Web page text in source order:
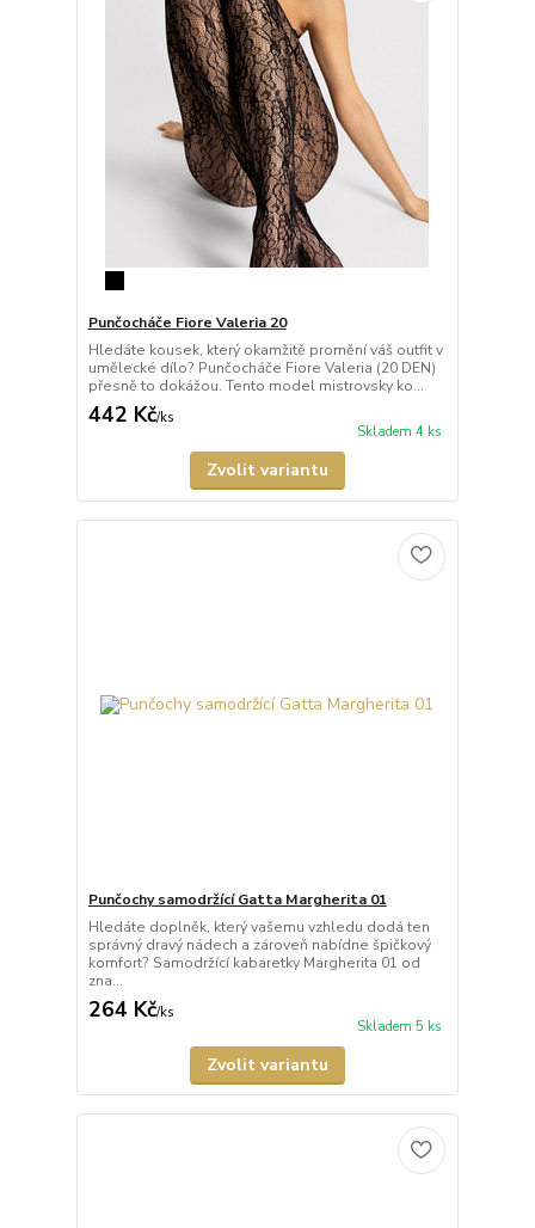
Punčocháče Fiore Valeria 20
Hledáte kousek, který okamžitě promění váš outfit v
umělecké dílo? Punčocháče Fiore Valeria (20 DEN)
přesně to dokážou. Tento model mistrovsky ko...
442 Kč/ks
Skladem 4 ks
Zvolit variantu
Punčochy samodržící Gatta Margherita 01
Hledáte doplněk, který vašemu vzhledu dodá ten
správný dravý nádech a zároveň nabídne špičkový
komfort? Samodržící kabaretky Margherita 01 od
zna...
264 Kč/ks
Skladem 5 ks
Zvolit variantu